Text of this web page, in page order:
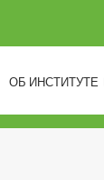
ОБ ИНСТИТУТЕ